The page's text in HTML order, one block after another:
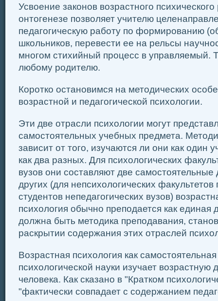
Усвоение законов возрастного
онтогенезе позволяет учителю
педагогическую работу по формированию
школьников, перевести ее на рельсы
многом стихийный процесс в управляемый.
любому родителю.
Коротко остановимся на методических
возрастной и педагогической психологии.
Эти две отрасли психологии могут
самостоятельных учебных предмета.
зависит от того, изучаются ли они как один
как два разных. Для психологических
вузов они составляют две
других (для непсихологических факультетов
студентов непедагогических вузов)
психология обычно преподается как единая
должна быть методика преподавания,
раскрытии содержания этих отраслей
Возрастная психология как
психологической науки изучает возрастную
человека. Как сказано в "Кратком
"фактически совпадает с содержанием